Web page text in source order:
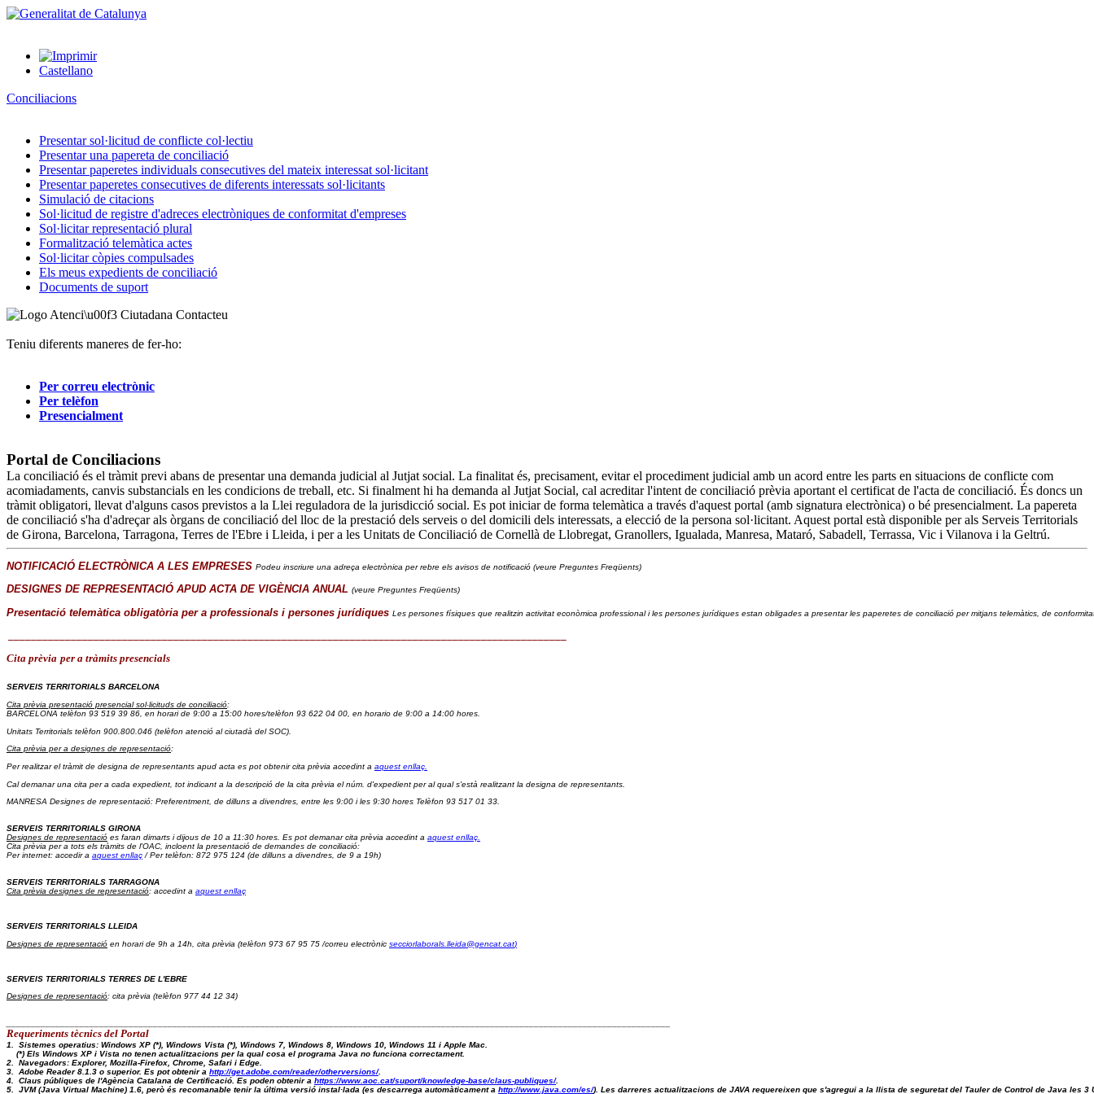
Castellano
Conciliacions
Presentar sol·licitud de conflicte col·lectiu
Presentar una papereta de conciliació
Presentar paperetes individuals consecutives del mateix interessat sol·licitant
Presentar paperetes consecutives de diferents interessats sol·licitants
Simulació de citacions
Sol·licitud de registre d'adreces electròniques de conformitat d'empreses
Sol·licitar representació plural
Formalització telemàtica actes
Sol·licitar còpies compulsades
Els meus expedients de conciliació
Documents de suport
Contacteu
Teniu diferents maneres de fer-ho:
Per correu electrònic
Per telèfon
Presencialment
Portal de Conciliacions
La conciliació és el tràmit previ abans de presentar una demanda judicial al Jutjat social. La finalitat és, precisament, evitar el procediment judicial amb un acord entre les parts en situacions de conflicte com
acomiadaments, canvis substancials en les condicions de treball, etc. Si finalment hi ha demanda al Jutjat Social, cal acreditar l'intent de conciliació prèvia aportant el certificat de l'acta de conciliació. És doncs un
tràmit obligatori, llevat d'alguns casos previstos a la Llei reguladora de la jurisdicció social. Es pot iniciar de forma telemàtica a través d'aquest portal (amb signatura electrònica) o bé presencialment. La papereta
de conciliació s'ha d'adreçar als òrgans de conciliació del lloc de la prestació dels serveis o del domicili dels interessats, a elecció de la persona sol·licitant. Aquest portal està disponible per als Serveis Territorials
de Girona, Barcelona, Tarragona, Terres de l'Ebre i Lleida, i per a les Unitats de Conciliació de Cornellà de Llobregat, Granollers, Igualada, Manresa, Mataró, Sabadell, Terrassa, Vic i Vilanova i la Geltrú.
NOTIFICACIÓ ELECTRÒNICA A LES EMPRESES Podeu inscriure una adreça electrònica per rebre els avisos de notificació (veure Preguntes Freqüents)
DESIGNES DE REPRESENTACIÓ APUD ACTA DE VIGÈNCIA ANUAL (veure Preguntes Freqüents)
Presentació telemàtica obligatòria per a professionals i persones jurídiques Les persones físiques que realitzin activitat econòmica professional i les persones jurídiques estan obligades a presentar les paperetes de conciliació per mitjans telemàtics, de
Cita prèvia per a tràmits presencials
SERVEIS TERRITORIALS BARCELONA
Cita prèvia presentació presencial sol·licituds de conciliació:
BARCELONA telèfon 93 519 39 86 , en horari de 9:00 a 15:00 hores/telèfon 93 622 04 00, en horario de 9:00 a 14:00 hores.
Unitats Territorials telèfon 900.800.046 (telèfon atenció al ciutadà del SOC).
Cita prèvia per a designes de representació:
Per realitzar el tràmit de designa de representants apud acta es pot obtenir cita prèvia accedint a aquest enllaç.
Cal demanar una cita per a cada expedient, tot indicant a la descripció de la cita prèvia el núm. d'expedient per al qual s'està realitzant la designa de representants.
MANRESA Designes de representació: Preferentment, de dilluns a divendres, entre les 9:00 i les 9:30 hores Telèfon 93 517 01 33.
SERVEIS TERRITORIALS GIRONA
Designes de representació es faran dimarts i dijous de 10 a 11:30 hores. Es pot demanar cita prèvia accedint a aquest enllaç.
Cita prèvia per a tots els tràmits de l'OAC, incloent la presentació de demandes de conciliació:
Per internet: accedir a aquest enllaç / Per telèfon: 872 975 124 (de dilluns a divendres, de 9 a 19h)
SERVEIS TERRITORIALS TARRAGONA
Cita prèvia designes de representació: accedint a aquest enllaç
SERVEIS TERRITORIALS LLEIDA
Designes de representació en horari de 9h a 14h, cita prèvia (telèfon 973 67 95 75 /correu electrònic secciorlaborals.lleida@gencat.cat)
SERVEIS TERRITORIALS TERRES DE L'EBRE
Designes de representació: cita prèvia (telèfon 977 44 12 34)
Requeriments tècnics del Portal
1.  Sistemes operatius: Windows XP (*), Windows Vista (*), Windows 7, Windows 8, Windows 10, Windows 11 i Apple Mac.
(*) Els Windows XP i Vista no tenen actualitzacions per la qual cosa el programa Java no funciona correctament.
2.  Navegadors: Explorer, Mozilla-Firefox, Chrome, Safari i Edge.
3.  Adobe Reader 8.1.3 o superior. Es pot obtenir a http://get.adobe.com/reader/otherversions/.
4.  Claus públiques de l'Agència Catalana de Certificació. Es poden obtenir a https://www.aoc.cat/suport/knowledge-base/claus-publiques/.
5.  JVM (Java Virtual Machine) 1.6, però és recomanable tenir la última versió instal·lada (es descarrega automàticament a http://www.java.com/es/). Les darreres actualitzacions de JAVA requereixen que s'agregui a la llista de seguretat del Tauler de Control de Java les 3